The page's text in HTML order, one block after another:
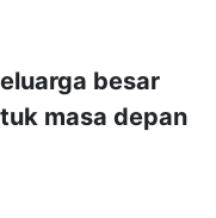
besar
masa depan